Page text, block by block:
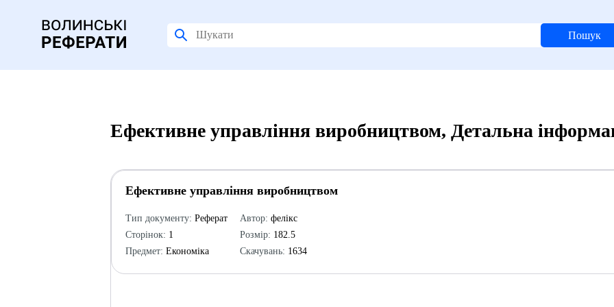
Пошук
Ефективне управління виробництвом, Детальна
Ефективне управління виробництвом
Тип документу: Реферат
Сторінок: 1
Предмет: Економіка
Автор: фелікс
Розмір: 182.5
Скачувань: 1634